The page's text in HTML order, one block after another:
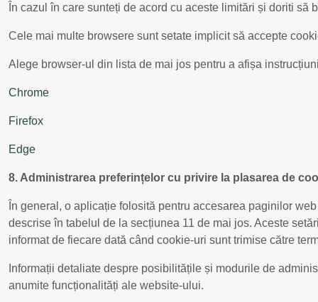
În cazul în care sunteți de acord cu aceste limitări și doriti
Cele mai multe browsere sunt setate implicit să accepte
Alege browser-ul din lista de mai jos pentru a afișa
Chrome
Firefox
Edge
8. Administrarea preferințelor cu privire la plasarea de
În general, o aplicație folosită pentru accesarea paginilor
descrise în tabelul de la secțiunea 11 de mai jos. Aceste
informat de fiecare dată când cookie-uri sunt trimise către
Informații detaliate despre posibilitățile și modurile de
anumite funcționalități ale website-ului.